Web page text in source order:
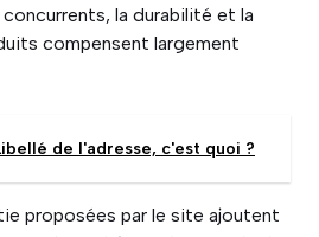
la durabilité et la
compensent largement
de l'adresse, c'est quoi ?
proposées par le site ajoutent